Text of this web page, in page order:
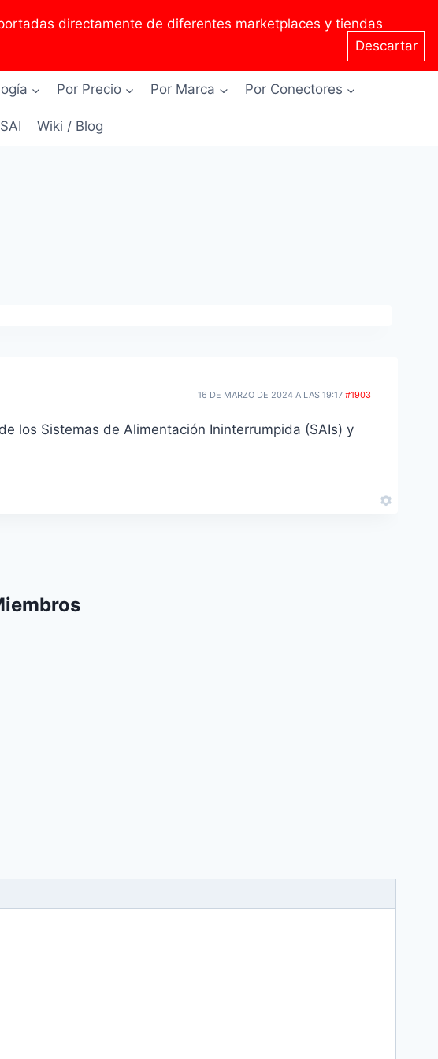
directamente de diferentes marketplaces y tiendas
Descartar
Por Precio Por Marca Por Conectores
Wiki / Blog
16 DE MARZO DE 2024 A LAS 19:17 #1903
los Sistemas de Alimentación Ininterrumpida (SAIs) y